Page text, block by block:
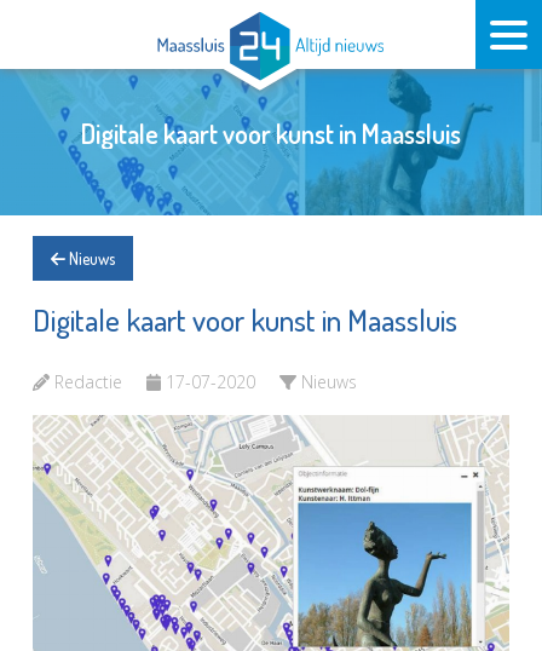
Digitale kaart voor kunst in Maassluis
Nieuws
Digitale kaart voor kunst in Maassluis
Redactie 17-07-2020 Nieuws